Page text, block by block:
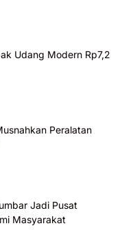
Udang Modern Rp7,2
Peralatan
Jadi Pusat
Masyarakat